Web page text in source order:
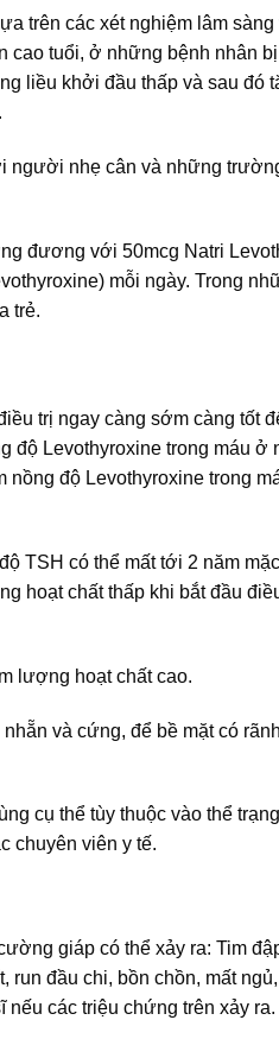
trên các xét nghiệm lâm
cao tuổi, ở những bệnh nhân
liều khởi đầu thấp và sau
người nhẹ cân và những
đương với 50mcg Natri
mỗi ngày. Trong
trẻ.
trị ngay càng sớm càng tốt
độ Levothyroxine trong máu
độ Levothyroxine trong
TSH có thể mất tới 2 năm
hoạt chất thấp khi bắt đầu
lượng hoạt chất cao.
và cứng, để bề mặt có
cụ thể tùy thuộc vào thể
chuyên viên y tế.
giáp có thể xảy ra: Tim
đầu chi, bồn chồn, mất
nếu các triệu chứng trên xảy ra.